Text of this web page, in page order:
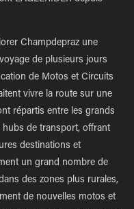
Champdepraz une
de plusieurs jours
de Motos et Circuits
vivre la route sur une
répartis entre les grands
de transport, offrant
destinations et
un grand nombre de
des zones plus rurales,
de nouvelles motos et